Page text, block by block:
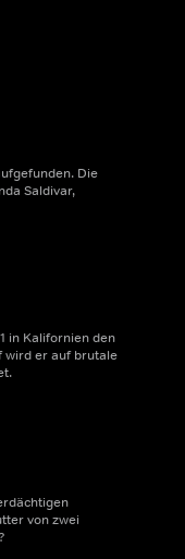
Die
Saldivar,
in Kalifornien den
wird er auf brutale
von zwei